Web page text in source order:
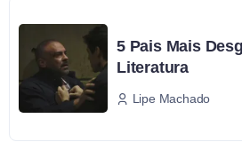
5 Pais Mais
Literatura
Lipe Machado